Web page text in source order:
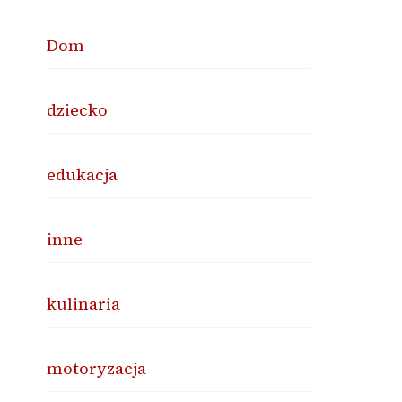
Dom
dziecko
edukacja
inne
kulinaria
motoryzacja